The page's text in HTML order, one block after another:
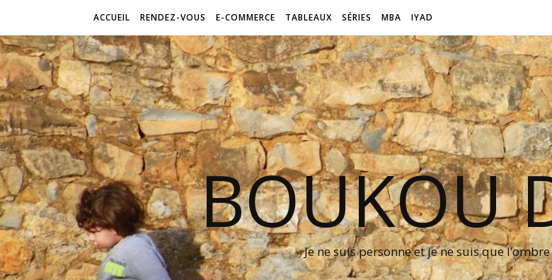
ACCUEIL RENDEZ-VOUS E-COMMERCE TABLEAUX SÉRIES MBA IYAD
BOUKOU
Je ne suis personne et je ne suis que